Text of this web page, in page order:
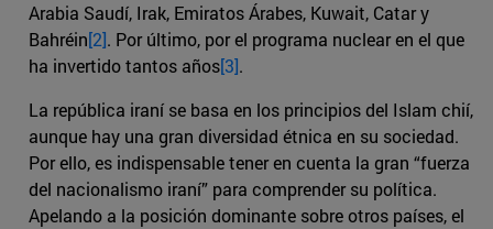
Arabia Saudí, Irak, Emiratos Árabes, Kuwait, Catar y
Bahréin[2]. Por último, por el programa nuclear en el que
ha invertido tantos años[3].
La república iraní se basa en los principios del Islam chií,
aunque hay una gran diversidad étnica en su sociedad.
Por ello, es indispensable tener en cuenta la gran “fuerza
del nacionalismo iraní” para comprender su política.
Apelando a la posición dominante sobre otros países, el